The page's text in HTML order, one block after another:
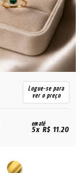
Logue-se para
ver o preço
em até
5x R$ 11,20